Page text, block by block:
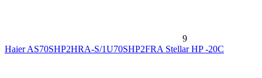
9
Haier AS70SHP2HRA-S/1U70SHP2FRA Stellar HP -20С